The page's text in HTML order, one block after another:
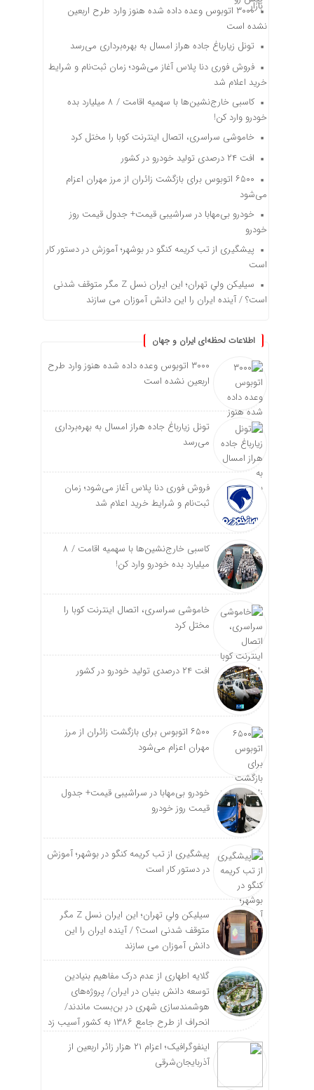
۳۰۰۰ اتوبوس وعده داده شده هنوز وارد طرح اربعین
نشده است
تونل زیارباغ جاده هراز امسال به بهره‌برداری می‌رسد
فروش فوری دنا پلاس آغاز می‌شود؛ زمان ثبت‌نام و شرایط
خرید اعلام شد
کاسبی خارج‌نشین‌ها با سهمیه اقامت / ۸ میلیارد بده
خودرو وارد کن!
خاموشی سراسری، اتصال اینترنت کوبا را مختل کرد
افت ۲۴ درصدی تولید خودرو در کشور
۶۵۰۰ اتوبوس برای بازگشت زائران از مرز مهران اعزام
می‌شود
خودرو بی‌مهابا در سراشیبی قیمت+ جدول قیمت روز
خودرو
پیشگیری از تب کریمه کنگو در بوشهر؛ آموزش در دستور کار
است
سیلیکن ولیِ تهران؛ این ایران نسل Z مگر متوقف شدنی
است؟ / آینده ایران را این دانش آموزان می سازند
اطلاعات لحظه‌ای ایران و جهان
۳۰۰۰ اتوبوس وعده داده شده هنوز وارد طرح
اربعین نشده است
تونل زیارباغ جاده هراز امسال به بهره‌برداری
می‌رسد
فروش فوری دنا پلاس آغاز می‌شود؛ زمان
ثبت‌نام و شرایط خرید اعلام شد
کاسبی خارج‌نشین‌ها با سهمیه اقامت / ۸
میلیارد بده خودرو وارد کن!
خاموشی سراسری، اتصال اینترنت کوبا را
مختل کرد
افت ۲۴ درصدی تولید خودرو در کشور
۶۵۰۰ اتوبوس برای بازگشت زائران از مرز
مهران اعزام می‌شود
خودرو بی‌مهابا در سراشیبی قیمت+ جدول
قیمت روز خودرو
پیشگیری از تب کریمه کنگو در بوشهر؛ آموزش
در دستور کار است
سیلیکن ولیِ تهران؛ این ایران نسل Z مگر
متوقف شدنی است؟ / آینده ایران را این
دانش آموزان می سازند
گلایه اطهاری از عدم درک مفاهیم بنیادین
توسعه دانش بنیان در ایران/ پروژه‌های
هوشمندسازی شهری در بن‌بست ماندند/
انحراف از طرح جامع ۱۳۸۶ به کشور آسیب زد
اینفوگرافیک؛ اعزام ۲۱ هزار زائر اربعین از
آذربایجان‌شرقی